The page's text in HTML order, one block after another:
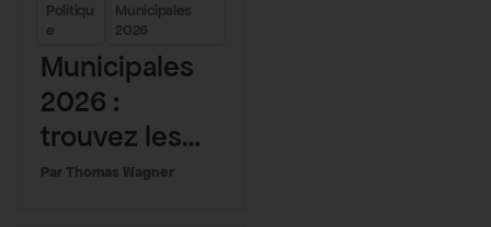
Politiqu
e
Municipales
2026
Municipales
2026 :
trouvez les
résultats du
Thomas Wagner